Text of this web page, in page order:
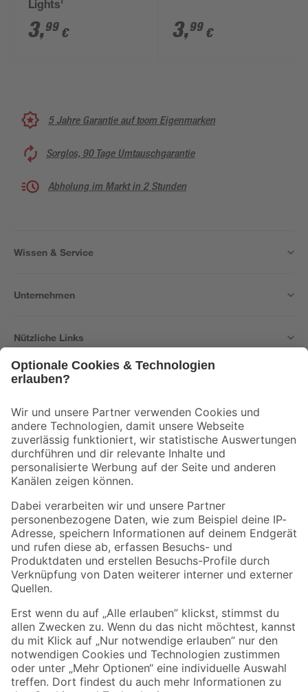
Lights'
3,99 € 3,99 €
5 Jahre Garantie auf toom Eigenmarken
Sorglos, 90 Tage Umtauschgarantie
Abholung im Markt in 2 Stunden
Wissen & Service
Unternehmen
Nützliche Links
Der toom Newsletter: Keine Angebote und Aktionen mehr verpassen!
Zur Newsletter Anmeldung
Folge uns
Zahlungsarten Versandarten
Sicher einkaufen
Jetzt die toom-App herunterladen